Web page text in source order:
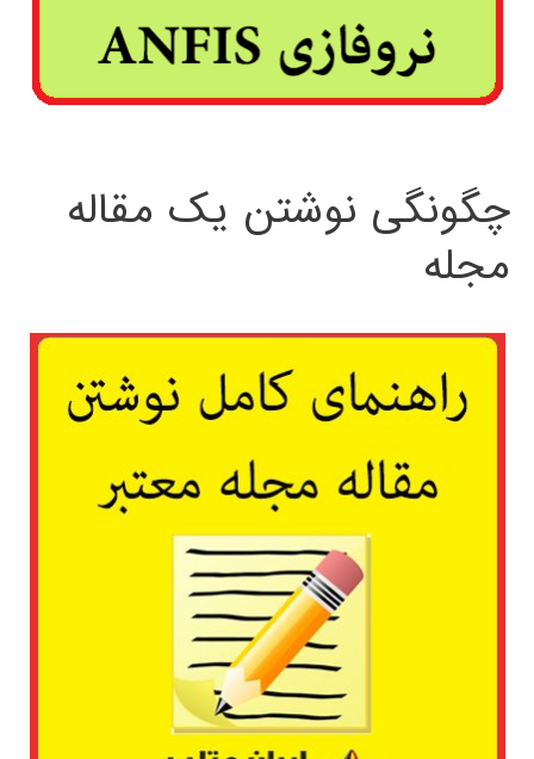
چگونگی نوشتن یک مقاله
مجله